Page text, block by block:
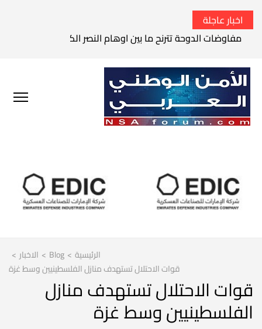
اخبار عاجلة
مفاوضات الدوحة تترنح ما بين اوهام النصر الكامل وواقع
الرئيسية >
Blog
> الاخبار >
قوات الاحتلال تستهدف منازل الفلسطينيين وسط غزة
قوات الاحتلال تستهدف منازل
الفلسطينيين وسط غزة